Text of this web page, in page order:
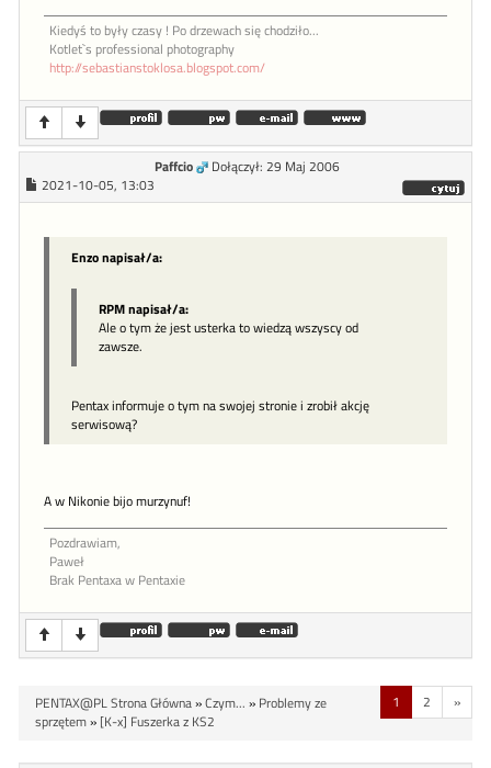
Kiedyś to były czasy ! Po drzewach się chodziło...
Kotlet`s professional photography
http://sebastianstoklosa.blogspot.com/
Paffcio
Dołączył: 29 Maj 2006
2021-10-05, 13:03
Enzo napisał/a:
RPM napisał/a:
Ale o tym że jest usterka to wiedzą wszyscy od
zawsze.
Pentax informuje o tym na swojej stronie i zrobił akcję
serwisową?
A w Nikonie bijo murzynuf!
Pozdrawiam,
Paweł
Brak Pentaxa w Pentaxie
1 2 »
PENTAX@PL Strona Główna»Czym... » Problemy ze
sprzętem» [K-x] Fuszerka z KS2